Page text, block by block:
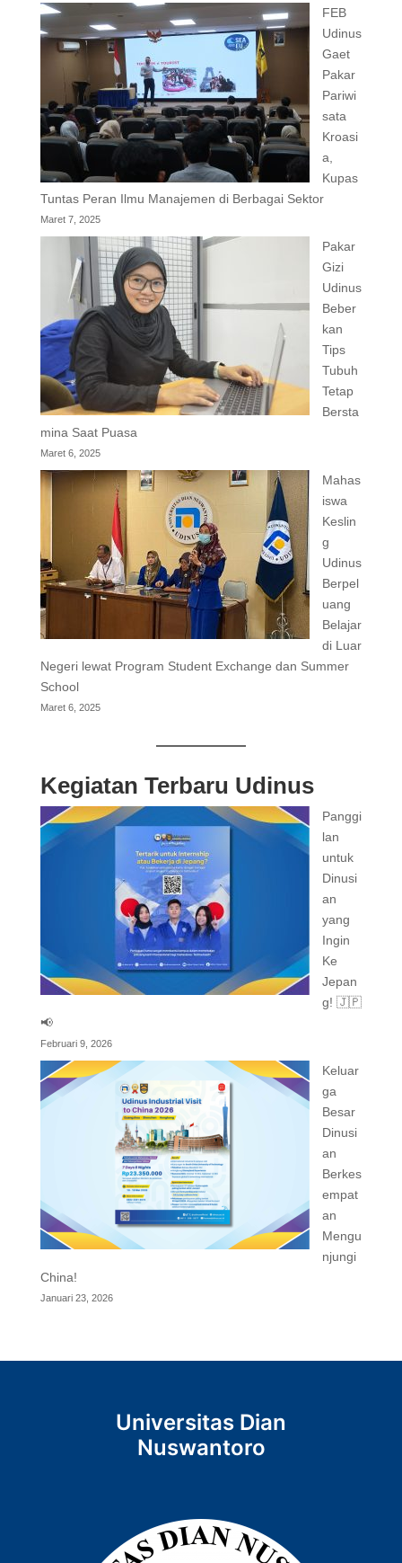
FEB
Udinus
Gaet
Pakar
Pariwi
sata
Kroasi
a,
Kupas
Tuntas Peran Ilmu Manajemen di Berbagai Sektor
Maret 7, 2025
Pakar
Gizi
Udinus
Beber
kan
Tips
Tubuh
Tetap
Bersta
mina Saat Puasa
Maret 6, 2025
Mahas
iswa
Keslin
g
Udinus
Berpel
uang
Belajar
di Luar
Negeri lewat Program Student Exchange dan Summer
School
Maret 6, 2025
Kegiatan Terbaru Udinus
Panggi
lan
untuk
Dinusi
an
yang
Ingin
Ke
Jepan
g! 🇯🇵
📢
Februari 9, 2026
Keluar
ga
Besar
Dinusi
an
Berkes
empat
an
Mengu
njungi
China!
Januari 23, 2026
Universitas Dian
Nuswantoro